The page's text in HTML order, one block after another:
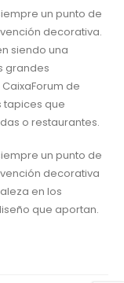
un punto de
decorativa.
siendo una
grandes
de
tapices que
o restaurantes.
un punto de
decorativa
en los
que aportan.